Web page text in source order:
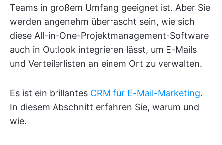
Teams in großem Umfang geeignet ist. Aber Sie
werden angenehm überrascht sein, wie sich
diese All-in-One-Projektmanagement-Software
auch in Outlook integrieren lässt, um E-Mails
und Verteilerlisten an einem Ort zu verwalten.
Es ist ein brillantes CRM für E-Mail-Marketing.
In diesem Abschnitt erfahren Sie, warum und
wie.